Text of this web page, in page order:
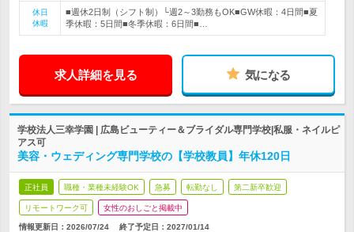
休日
休暇
■週休2日制（シフト制）└週2～3勤務もOK■GW休暇：4日間■夏
季休暇：5日間■冬季休暇：6日間■…
求人詳細を見る 気になる
学校法人三幸学園 | 広島ビューティー＆ブライダル専門学校|私服・ネイルピ
アス可
美容・ウェディング専門学校の【学校教員】年休120日
正社員 職種・業種未経験OK 急募 転勤なし 第二新卒歓迎
リモートワーク可 女性のおしごと掲載中
情報更新日：2026/07/24 終了予定日： 2027/01/14